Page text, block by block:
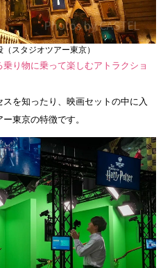
スタジオツアー東京）
り物に乗って楽しむアトラクショ
を知ったり、映画セットの中に入
東京の特徴です。